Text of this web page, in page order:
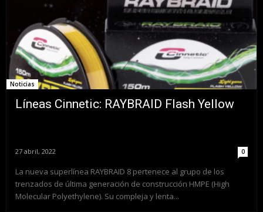
Noticias
Líneas Cinnetic: RAYBRAID Flash Yellow
27 abril, 2022 0
La nueva superlínea RAYBRAID 8 pertenece al grupo de los
trenzados de última generación de construcción HMPE (High
Molecular Polyethylene). Su compleja y lenta...